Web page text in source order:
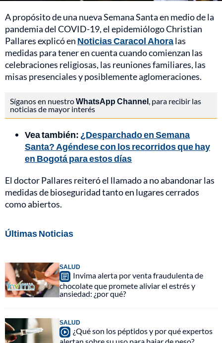
A propósito de una nueva Semana Santa en medio de la
pandemia del COVID-19, el epidemiólogo Christian
Pallares explicó en Noticias Caracol Ahoralas
medidas para tener en cuenta cuando comienzan las
celebraciones religiosas, las reuniones familiares, las
misas presenciales y posiblemente aglomeraciones.
Síganos en nuestroWhatsApp Channel , para recibir las
noticias de mayor interés
Vea también: ¿Desparchado en Semana
Santa? Agéndese con los recorridos que hay
en Bogotá para estos días
El doctor Pallares reiteró el llamado a no abandonar las
medidas de bioseguridad tanto en lugares cerrados
como abiertos.
Últimas Noticias
SALUD
Invima alerta por venta fraudulenta de
chocolate que promete aliviar el estrés y
ansiedad: ¿por qué?
SALUD
¿Qué son los péptidos y por qué expertos
alertan sobre su uso para bajar de peso?